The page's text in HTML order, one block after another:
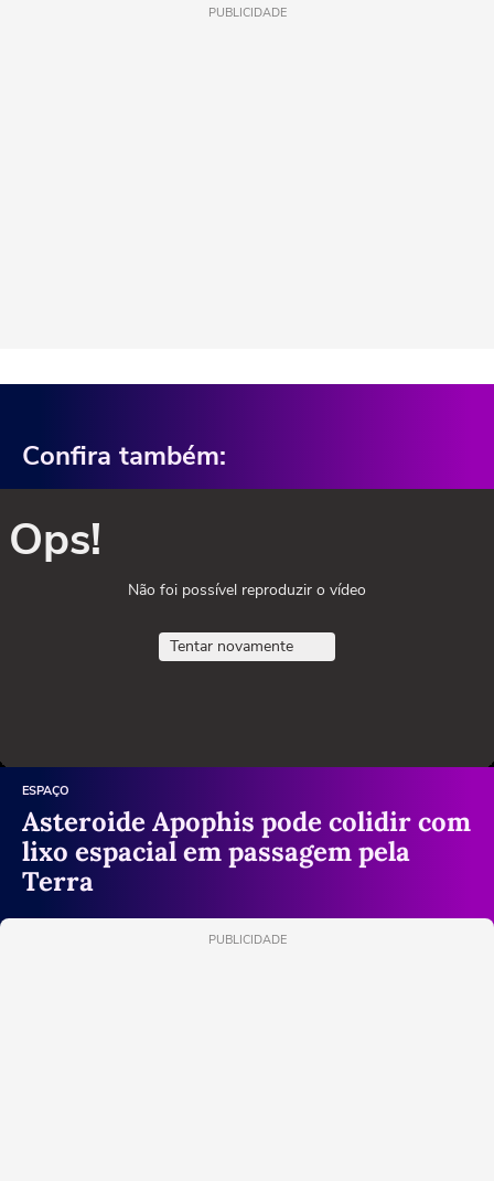
PUBLICIDADE
Confira também:
Ops!
Não foi possível reproduzir o vídeo
Tentar novamente
ESPAÇO
Asteroide Apophis pode colidir com
lixo espacial em passagem pela
Terra
PUBLICIDADE